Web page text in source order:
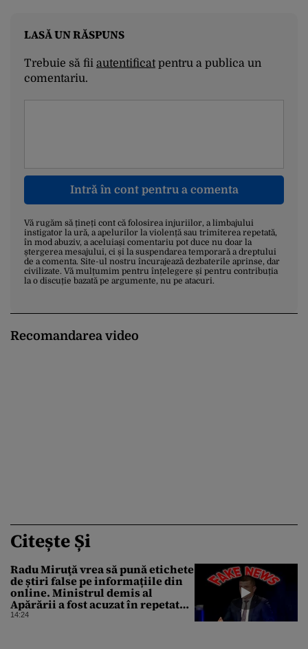
LASĂ UN RĂSPUNS
Trebuie să fii autentificatpentru a publica un
comentariu.
Intră în cont pentru a comenta
Vă rugăm să țineți cont că folosirea injuriilor, a limbajului
instigator la ură, a apelurilor la violență sau trimiterea repetată,
în mod abuziv, a aceluiași comentariu pot duce nu doar la
ștergerea mesajului, ci și la suspendarea temporară a dreptului
de a comenta. Site-ul nostru încurajează dezbaterile aprinse, dar
civilizate. Vă mulțumim pentru înțelegere și pentru contribuția
la o discuție bazată pe argumente, nu pe atacuri.
Recomandarea video
Citește Și
Radu Miruţă vrea să pună etichete
de știri false pe informațiile din
online. Ministrul demis al
Apărării a fost acuzat în repetate
rânduri că răspândeşte el însuși
14:24